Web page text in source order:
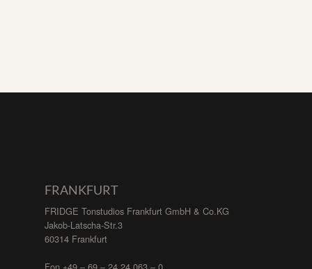
FRANKFURT
FRIDGE Tonstudios Frankfurt GmbH & Co.KG
Jakob-Latscha-Str.3
60314 Frankfurt